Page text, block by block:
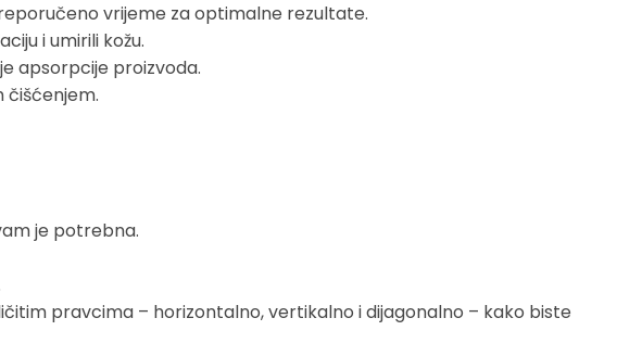
vrijeme za optimalne rezultate.
i umirili kožu.
apsorpcije proizvoda.
čišćenjem.
je potrebna.
pravcima – horizontalno, vertikalno i dijagonalno – kako biste